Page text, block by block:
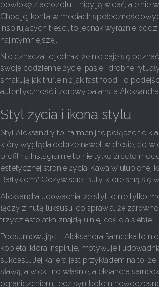
powłokę z aerozolu – niby ją widać, ale nie
Choć jej konta w mediach
inspirujących treści, to jednak wyraźnie
najintymniejszej.
Nie oznacza to jednak, że nie daje się
swoje codzienne życie, pasje i drobne
smakują jak trufle niż jak fast food. To
autentyczność i zdrowy balans, a
Styl życia i ikona stylu
Styl Aleksandry to harmonijne połączenie
który wygląda dobrze nawet w dresie, bo
profil na Instagramie to nie tylko źródło
estetycznej stronie życia. Kawa w ulubionej
Bałtykiem? Oczywiście. Buty, które śnią
Aleksandra udowadnia, że styl to nie tylko
łączy z nutą luksusu, co sprawia, że
trzydziestolatka znajdą u niej coś dla siebie.
Podsumowując – Aleksandra Sarnecka to
kobieta, która inspiruje, motywuje i
sukcesu. Jej kariera jest przykładem na to,
sławą, a wiek… no właśnie, aleksandra
ograniczeniem, lecz symbolem